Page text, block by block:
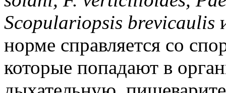
Scopulariopsis brevicaulis
норме справляется со
которые попадают в